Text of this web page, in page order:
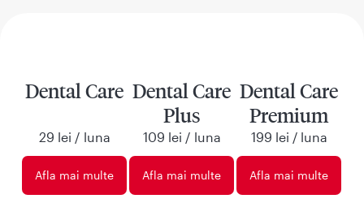
Dental Care Dental Care
Plus
Dental Care
Premium
29 lei / luna 109 lei / luna 199 lei / luna
Afla mai multe Afla mai multe Afla mai multe